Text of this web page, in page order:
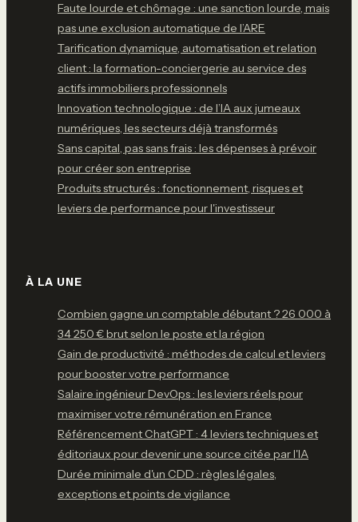
Faute lourde et chômage : une sanction lourde, mais
pas une exclusion automatique de l’ARE
Tarification dynamique, automatisation et relation
client : la formation-conciergerie au service des
actifs immobiliers professionnels
Innovation technologique : de l’IA aux jumeaux
numériques, les secteurs déjà transformés
Sans capital, pas sans frais : les dépenses à prévoir
pour créer son entreprise
Produits structurés : fonctionnement, risques et
leviers de performance pour l'investisseur
À LA UNE
Combien gagne un comptable débutant ? 26 000 à
34 250 € brut selon le poste et la région
Gain de productivité : méthodes de calcul et leviers
pour booster votre performance
Salaire ingénieur DevOps : les leviers réels pour
maximiser votre rémunération en France
Référencement ChatGPT : 4 leviers techniques et
éditoriaux pour devenir une source citée par l'IA
Durée minimale d'un CDD : règles légales,
exceptions et points de vigilance